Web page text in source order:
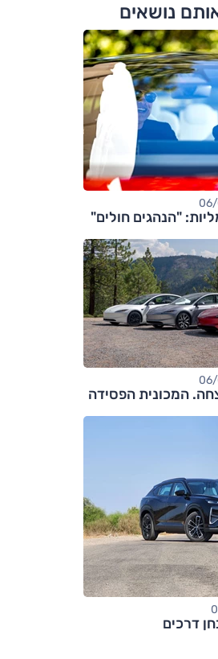
נושאים
"הנהגים חולים"
המכונית הפסידה
דרכים